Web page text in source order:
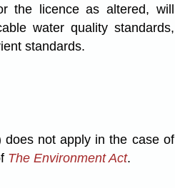
the licence as altered, will
water quality standards,
standards.
does not apply in the case of
The Environment Act.